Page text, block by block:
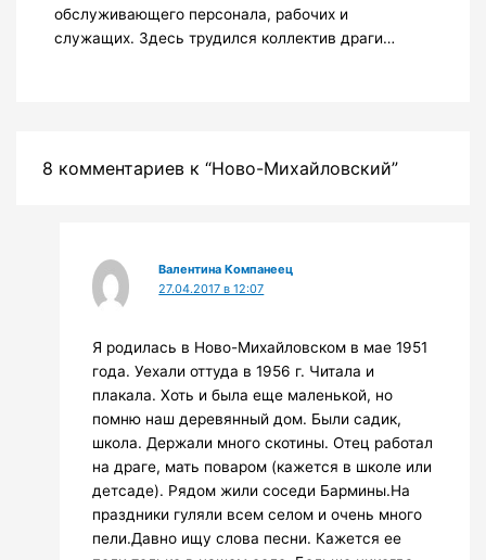
обслуживающего персонала, рабочих и
служащих. Здесь трудился коллектив драги…
8 комментариев к “Ново-Михайловский”
Валентина Компанеец
27.04.2017 в 12:07
Я родилась в Ново-Михайловском в мае 1951
года. Уехали оттуда в 1956 г. Читала и
плакала. Хоть и была еще маленькой, но
помню наш деревянный дом. Были садик,
школа. Держали много скотины. Отец работал
на драге, мать поваром (кажется в школе или
детсаде). Рядом жили соседи Бармины.На
праздники гуляли всем селом и очень много
пели.Давно ищу слова песни. Кажется ее